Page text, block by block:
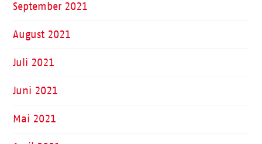
September 2021
August 2021
Juli 2021
Juni 2021
Mai 2021